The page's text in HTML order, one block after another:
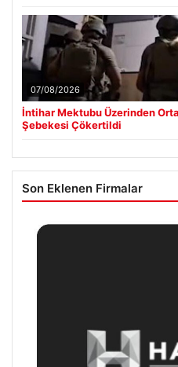
07/08/2026
İntihar Mektubu Üzerinden
Şebekesi Çökertildi
Son Eklenen Firmalar